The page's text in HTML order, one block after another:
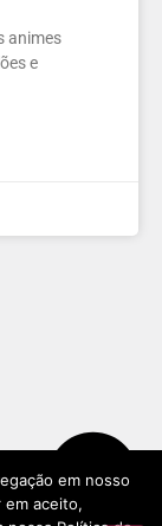
animes
e
em nosso
em aceito,